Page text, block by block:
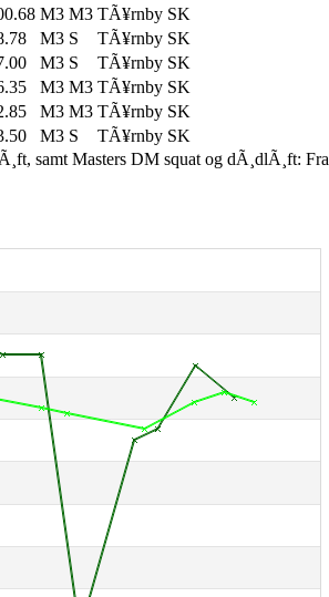
M3 M3 TÃ¥rnby SK
M3 S
TÃ¥rnby SK
M3 S
TÃ¥rnby SK
M3 M3 TÃ¥rnby SK
M3 M3 TÃ¥rnby SK
M3 S
TÃ¥rnby SK
samt Masters DM squat og dÃ¸dlÃ¸ft: